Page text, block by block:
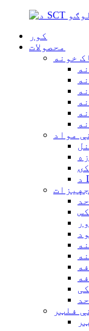
کور
محصولات
خونه
مواد
فلټر